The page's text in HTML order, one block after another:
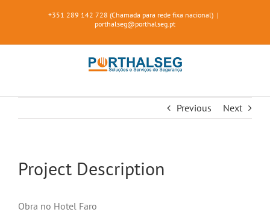
+351 289 142 728 (Chamada para rede fixa nacional) |
porthalseg@porthalseg.pt
Previous Next
Project Description
Obra no Hotel Faro